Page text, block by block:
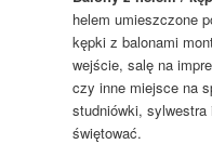
helem umieszczone
kępki z balonami
wejście, salę na
czy inne miejsce na
studniówki,
świętować.